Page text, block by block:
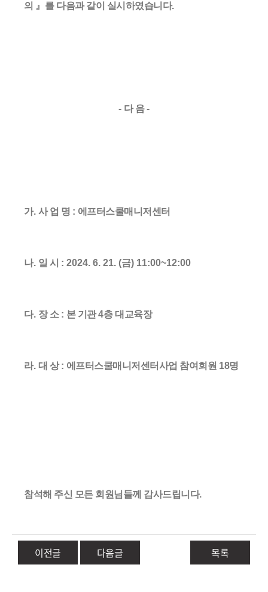
의
』 를 다음과 같이 실시하였습니다.
- 다 음-
가. 사 업 명 : 에프터스쿨매니저센터
나. 일 시 : 2024. 6. 21. (금) 11:00~12:00
다. 장 소 : 본 기관4층 대교육장
라. 대 상: 에프터스쿨매니저센터사업 참여회원 18명
참석해 주신 모든 회원님들께 감사드립니다.
이전글 다음글 목록